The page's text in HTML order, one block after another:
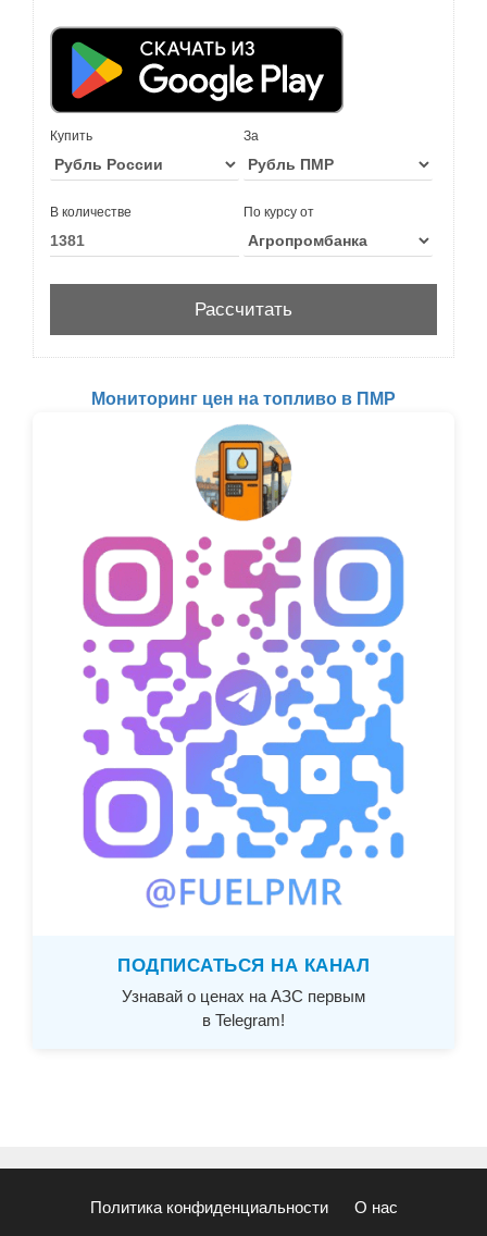
Купить За
В количестве По курсу от
Мониторинг цен на топливо в ПМР
ПОДПИСАТЬСЯ НА КАНАЛ
Узнавай о ценах на АЗС первым
в Telegram!
Политика конфиденциальности О нас